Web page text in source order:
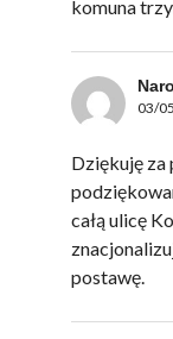
komuna
03/
Dziękuję
całą ulicę
postawę.